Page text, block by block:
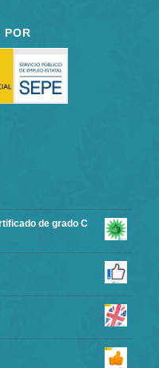
POR
de grado C